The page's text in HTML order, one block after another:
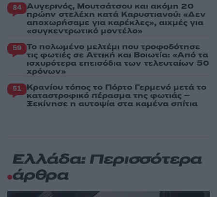
84 Αυγερινός, Μουτσάτσου και ακόμη 20
πρώην στελέχη κατά Καρυστιανού: «Δεν
αποχωρήσαμε για καρέκλες», αιχμές για
«συγκεντρωτικό μοντέλο»
59 Το πολωμένο μελτέμι που τροφοδότησε
τις φωτιές σε Αττική και Βοιωτία: «Από τα
ισχυρότερα επεισόδια των τελευταίων 50
χρόνων»
51 Κρανίου τόπος το Πόρτο Γερμενό μετά το
καταστροφικό πέρασμα της φωτιάς –
Ξεκίνησε η αυτοψία στα καμένα σπίτια
Ελλάδα: Περισσότερα
άρθρα